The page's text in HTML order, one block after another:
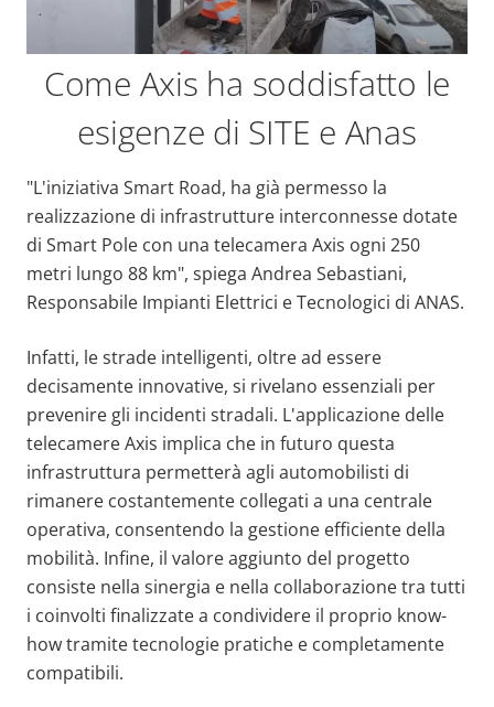
Come Axis ha soddisfatto le
esigenze di SITE e Anas
"L'iniziativa Smart Road, ha già permesso la
realizzazione di infrastrutture interconnesse dotate
di Smart Pole con una telecamera Axis ogni 250
metri lungo 88 km", spiega Andrea Sebastiani,
Responsabile Impianti Elettrici e Tecnologici di ANAS.
Infatti, le strade intelligenti, oltre ad essere
decisamente innovative, si rivelano essenziali per
prevenire gli incidenti stradali. L'applicazione delle
telecamere Axis implica che in futuro questa
infrastruttura permetterà agli automobilisti di
rimanere costantemente collegati a una centrale
operativa, consentendo la gestione efficiente della
mobilità. Infine, il valore aggiunto del progetto
consiste nella sinergia e nella collaborazione tra tutti
i coinvolti finalizzate a condividere il proprio know-
how tramite tecnologie pratiche e completamente
compatibili.